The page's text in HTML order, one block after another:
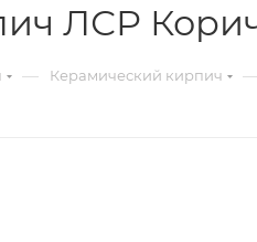
ЛСР
— Керамический кирпич